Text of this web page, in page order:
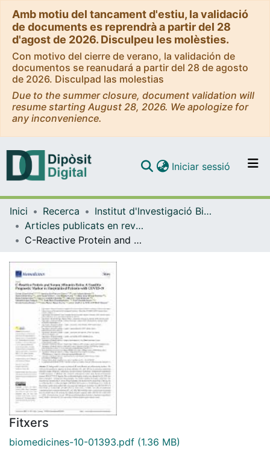
Amb motiu del tancament d'estiu, la validació
de documents es reprendrà a partir del 28
d'agost de 2026. Disculpeu les molèsties.
Con motivo del cierre de verano, la validación de
documentos se reanudará a partir del 28 de agosto
de 2026. Disculpad las molestias
Due to the summer closure, document validation will
resume starting August 28, 2026. We apologize for
any inconvenience.
Navega per tot el DD
Com publicar
Iniciar sessió (current)
Inici Recerca
Institut d'lnvestigació Biomèdica de Bellvitge (IDIBELL)
Articles publicats en revistes (Institut d'lnvestigació Biomèdica de Bellvitge (IDIBELL))
C-Reactive Protein and Serum Albumin Ratio: A Feasible Prognostic Marker in Hospitalized Patients with COVID-19
Fitxers
biomedicines-10-01393.pdf (1.36 MB)